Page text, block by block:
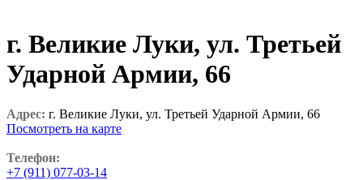
г. Великие Луки, ул. Третьей
Ударной Армии, 66
Адрес: г. Великие Луки, ул. Третьей Ударной Армии, 66
Посмотреть на карте
Телефон:
+7 (911) 077-03-14